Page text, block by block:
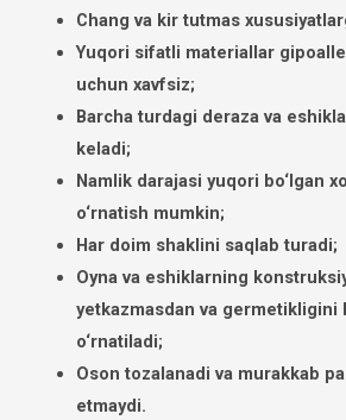
Chang va kir tutmas
Yuqori sifatli materiallar
uchun xavfsiz;
Barcha turdagi deraza va
keladi;
Namlik darajasi yuqori bo‘lgan
o‘rnatish mumkin;
Har doim shaklini saqlab turadi;
Oyna va eshiklarning
yetkazmasdan va germetikligini
o‘rnatiladi;
Oson tozalanadi va murakkab
etmaydi.